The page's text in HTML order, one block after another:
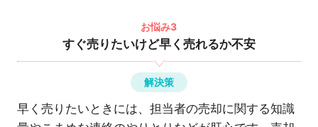
お悩み3
すぐ売りたいけど早く売れるか不安
解決策
早く売りたいときには、担当者の売却に関する知識